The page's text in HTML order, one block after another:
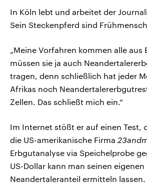
In Köln lebt und arbeitet der
Sein Steckenpferd sind
„Meine Vorfahren kommen alle aus
müssen sie ja auch
tragen, denn schließlich hat jeder
Afrikas noch
Zellen. Das schließt mich ein.“
Im Internet stößt er auf einen Test,
die US-amerikanische Firma
Erbgutanalyse via Speichelprobe
US-Dollar kann man seinen eigenen
Neandertaleranteil ermitteln lassen.